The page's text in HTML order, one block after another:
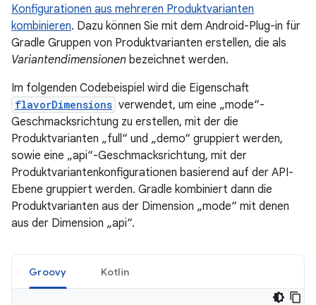
Konfigurationen aus mehreren Produktvarianten
kombinieren. Dazu können Sie mit dem Android-Plug-in für
Gradle Gruppen von Produktvarianten erstellen, die als
Variantendimensionen bezeichnet werden.
Im folgenden Codebeispiel wird die Eigenschaft
flavorDimensions verwendet, um eine „mode“-
Geschmacksrichtung zu erstellen, mit der die
Produktvarianten „full“ und „demo“ gruppiert werden,
sowie eine „api“-Geschmacksrichtung, mit der
Produktvariantenkonfigurationen basierend auf der API-
Ebene gruppiert werden. Gradle kombiniert dann die
Produktvarianten aus der Dimension „mode“ mit denen
aus der Dimension „api“.
Groovy Kotlin